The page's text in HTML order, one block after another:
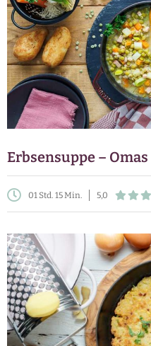
Erbsensuppe –
01 Std. 15 Min. 5,0